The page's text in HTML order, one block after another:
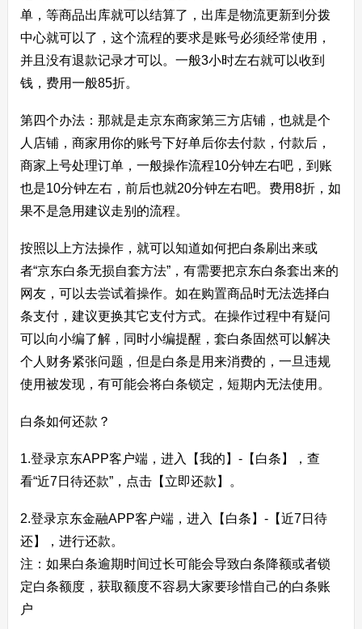
单，等商品出库就可以结算了，出库是物流更新到分拨
中心就可以了，这个流程的要求是账号必须经常使用，
并且没有退款记录才可以。一般3小时左右就可以收到
钱，费用一般85折。
第四个办法：那就是走京东商家第三方店铺，也就是个
人店铺，商家用你的账号下好单后你去付款，付款后，
商家上号处理订单，一般操作流程10分钟左右吧，到账
也是10分钟左右，前后也就20分钟左右吧。费用8折，如
果不是急用建议走别的流程。
按照以上方法操作，就可以知道如何把白条刷出来或
者“京东白条无损自套方法”，有需要把京东白条套出来的
网友，可以去尝试着操作。如在购置商品时无法选择白
条支付，建议更换其它支付方式。在操作过程中有疑问
可以向小编了解，同时小编提醒，套白条固然可以解决
个人财务紧张问题，但是白条是用来消费的，一旦违规
使用被发现，有可能会将白条锁定，短期内无法使用。
白条如何还款？
1.登录京东APP客户端，进入【我的】-【白条】，查
看“近7日待还款”，点击【立即还款】。
2.登录京东金融APP客户端，进入【白条】-【近7日待
还】，进行还款。
注：如果白条逾期时间过长可能会导致白条降额或者锁
定白条额度，获取额度不容易大家要珍惜自己的白条账
户